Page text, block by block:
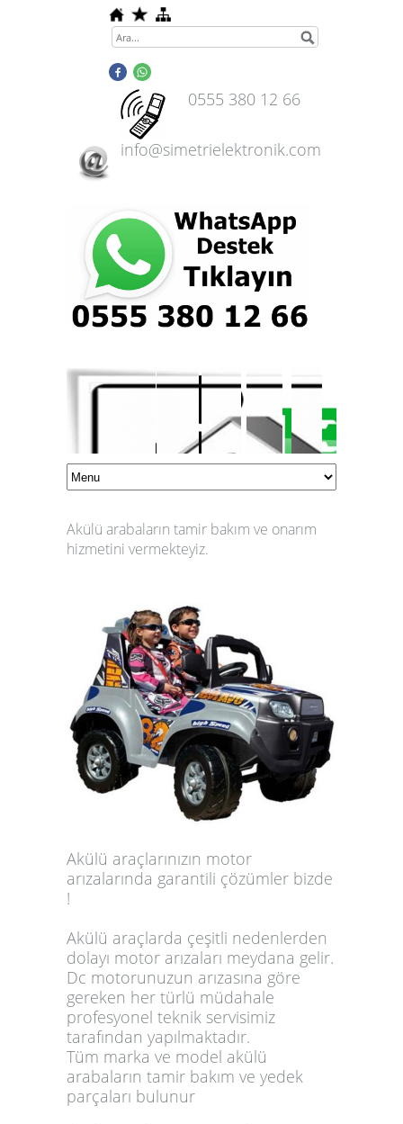
0555 380 12 66
info@simetrielektronik.com
Akülü arabaların tamir bakım ve onarım
hizmetini vermekteyiz.
Akülü araçlarınızın motor
arızalarında garantili çözümler bizde
!
Akülü araçlarda çeşitli nedenlerden
dolayı motor arızaları meydana gelir.
Dc motorunuzun arızasına göre
gereken her türlü müdahale
profesyonel teknik servisimiz
tarafından yapılmaktadır.
Tüm marka ve model akülü
arabaların tamir bakım ve yedek
parçaları bulunur